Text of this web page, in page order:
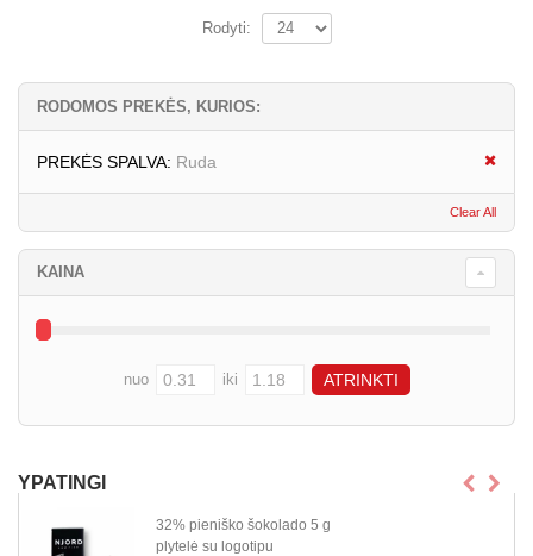
Rodyti:
RODOMOS PREKĖS, KURIOS:
PREKĖS SPALVA: Ruda
Clear All
KAINA
nuo iki
YPATINGI
32% pieniško šokolado 5 g
plytelė su logotipu